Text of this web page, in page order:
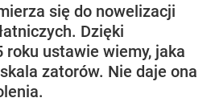
się do nowelizacji
Dzięki
roku ustawie wiemy, jaka
zatorów. Nie daje ona